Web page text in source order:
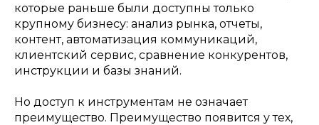
которые раньше были доступны только
крупному бизнесу: анализ рынка, отчеты,
контент, автоматизация коммуникаций,
клиентский сервис, сравнение конкурентов,
инструкции и базы знаний.
Но доступ к инструментам не означает
преимущество. Преимущество появится у тех,